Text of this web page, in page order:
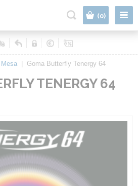
(0)
Goma Butterfly Tenergy 64
TENERGY 64